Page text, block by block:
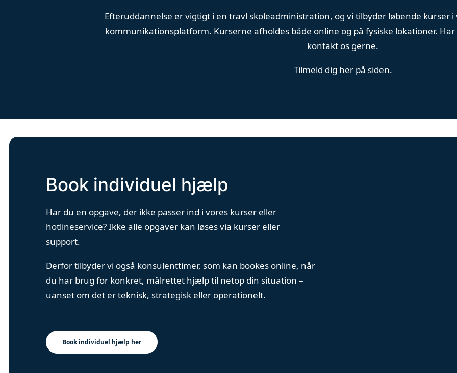
Efteruddannelse er vigtigt i en travl skoleadministration, og vi tilbyder løbende kurser
kommunikationsplatform. Kurserne afholdes både online og på fysiske lokationer.
kontakt os gerne.
Tilmeld dig her på siden.
Book individuel hjælp
Har du en opgave, der ikke passer ind i vores kurser eller
hotlineservice? Ikke alle opgaver kan løses via kurser eller
support.
Derfor tilbyder vi også konsulenttimer, som kan bookes online, når
du har brug for konkret, målrettet hjælp til netop din situation –
uanset om det er teknisk, strategisk eller operationelt.
Book individuel hjælp her